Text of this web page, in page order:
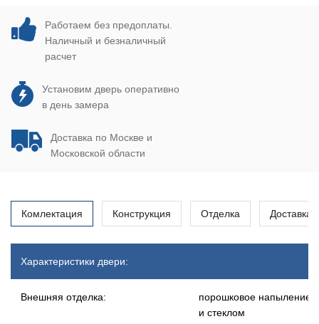
Работаем без предоплаты.
Наличный и безналичный
расчет
Установим дверь оперативно
в день замера
Доставка по Москве и
Московской области
Комлектация Конструкция Отделка Доставка
Характеристики двери:
Внешняя отделка:
порошковое напыление с
и стеклом